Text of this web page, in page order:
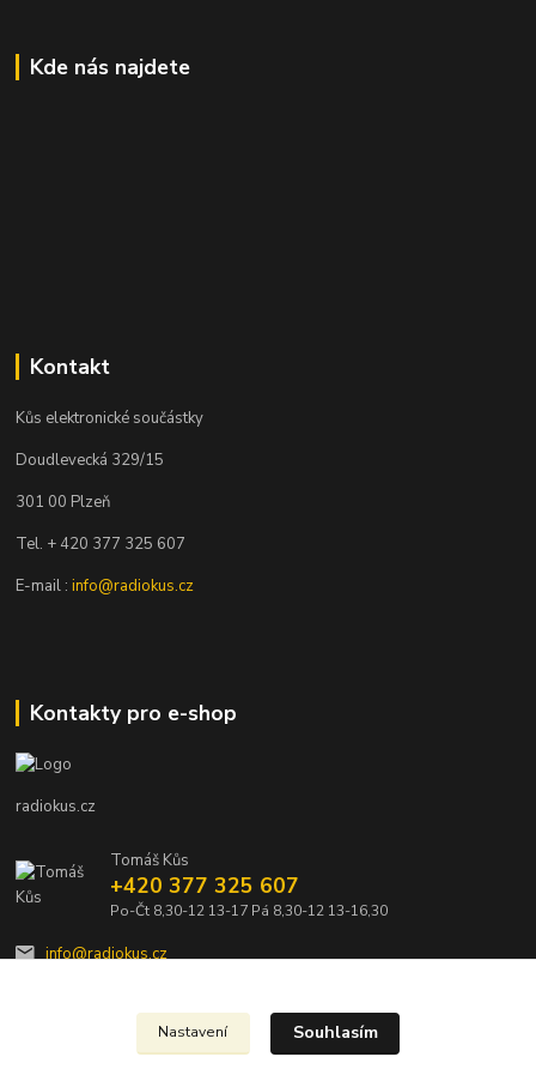
Kde nás najdete
Kontakt
Kůs elektronické součástky
Doudlevecká 329/15
301 00 Plzeň
Tel. + 420 377 325 607
E-mail :info@radiokus.cz
Kontakty pro e-shop
radiokus.cz
Tomáš Kůs
+420 377 325 607
Po-Čt 8,30-12 13-17 Pá 8,30-12 13-16,30
info@radiokus.cz
Nastavení Souhlasím